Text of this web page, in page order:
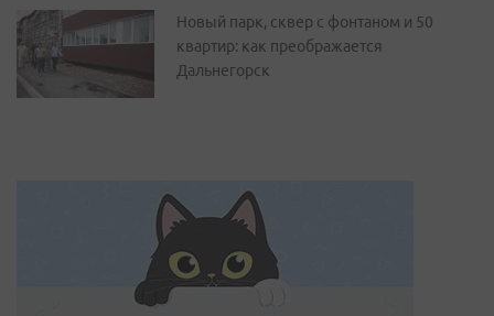
Новый парк, сквер с фонтаном и 50
квартир: как преображается
Дальнегорск